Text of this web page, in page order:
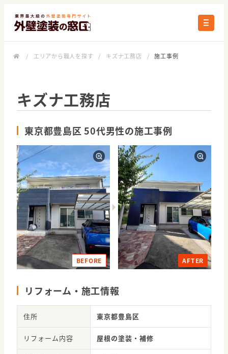
/ エリアから職人を探す / キズナ工務店 / 施工事例
キズナ工務店
東京都豊島区 50代男性の施工事例
BEFORE AFTER
リフォーム・施工情報
住所 東京都豊島区
リフォーム内容 屋根の塗装・補修